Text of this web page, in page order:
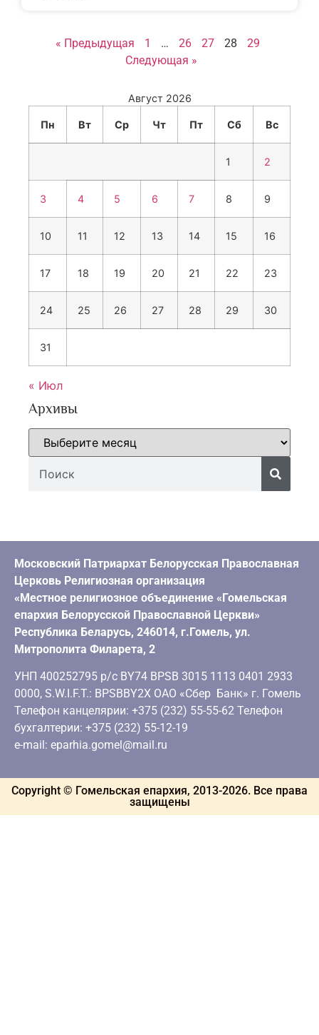
« Предыдущая 1 … 26 27 28
29
Следующая »
Август 2026
Пн Вт Ср Чт Пт Сб Вс
1 2
3 4 5 6 7 8 9
10 11 12 13 14 15 16
17 18 19 20 21 22 23
24 25 26 27 28 29 30
31
« Июл
Архивы
Московский Патриархат Белорусская Православная
Церковь Религиозная организация
«Местное религиозное объединение «Гомельская
епархия Белорусской Православной Церкви»
Республика Беларусь, 246014, г.Гомель, ул.
Митрополита Филарета, 2
УНП 400252795 р/с BY74 BPSB 3015 1113 0401 2933
0000, S.W.I.F.T.: BPSBBY2X ОАО «Сбер Банк» г. Гомель
Телефон канцелярии: +375 (232) 55-55-62 Телефон
бухгалтерии: +375 (232) 55-12-19
e-mail: eparhia.gomel@mail.ru
Copyright © Гомельская епархия, 2013-2026. Все права
защищены